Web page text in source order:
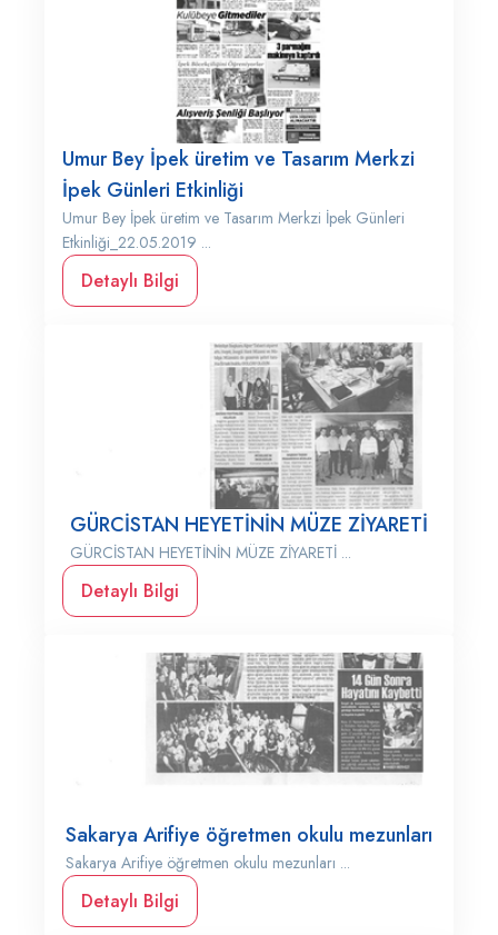
Umur Bey İpek üretim ve Tasarım Merkzi
İpek Günleri Etkinliği
Umur Bey İpek üretim ve Tasarım Merkzi İpek Günleri
Etkinliği_22.05.2019 ...
Detaylı Bilgi
GÜRCİSTAN HEYETİNİN MÜZE ZİYARETİ
GÜRCİSTAN HEYETİNİN MÜZE ZİYARETİ ...
Detaylı Bilgi
Sakarya Arifiye öğretmen okulu mezunları
Sakarya Arifiye öğretmen okulu mezunları ...
Detaylı Bilgi